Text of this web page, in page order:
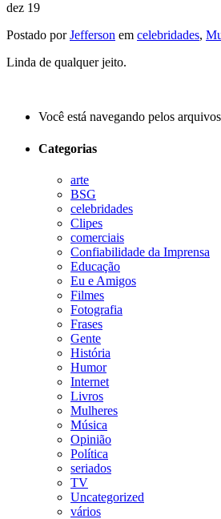
dez 19
Postado porJefferson em celebridades,
Linda de qualquer jeito.
Você está navegando pelos
Categorias
arte
BSG
celebridades
Clipes
comerciais
Confiabilidade da Imprensa
Educação
Eu e Amigos
Filmes
Fotografia
Frases
Gente
História
Humor
Internet
Livros
Mulheres
Música
Opinião
Política
seriados
TV
Uncategorized
vários